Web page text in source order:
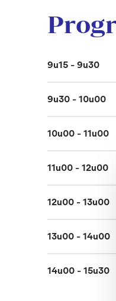
9u15 - 9u30
9u30 - 10u00
10u00 - 11u00
11u00 - 12u00
12u00 - 13u00
13u00 - 14u00
14u00 - 15u30